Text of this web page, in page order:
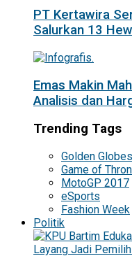
PT Kertawira
Salurkan 13
Emas Makin
Analisis dan
Trending Tags
Golden Globes
Game of
MotoGP 2017
eSports
Fashion Week
Politik